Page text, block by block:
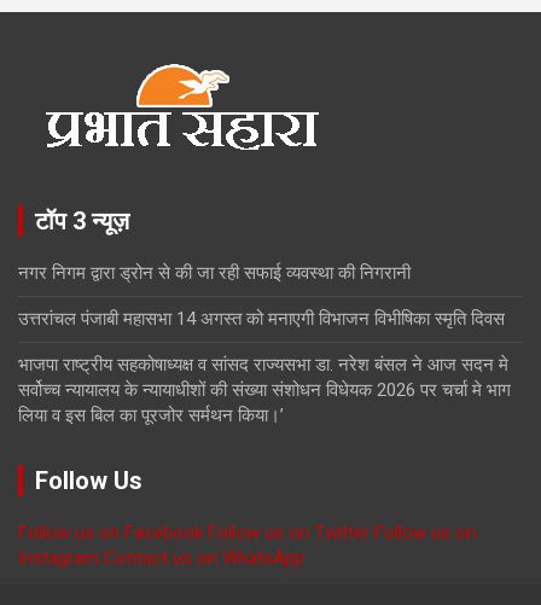
टॉप 3 न्यूज़
नगर निगम द्वारा ड्रोन से की जा रही सफाई व्यवस्था की निगरानी
उत्तरांचल पंजाबी महासभा 14 अगस्त को मनाएगी विभाजन विभीषिका स्मृति दिवस
भाजपा राष्ट्रीय सहकोषाध्यक्ष व सांसद राज्यसभा डा. नरेश बंसल ने आज सदन मे
सर्वोच्च न्यायालय के न्यायाधीशों की संख्या संशोधन विधेयक 2026 पर चर्चा मे भाग
लिया व इस बिल का पूरजोर सर्मथन किया।’
Follow Us
Follow us on Facebook Follow us on Twitter Follow us on
Instagram Contact us on WhatsApp